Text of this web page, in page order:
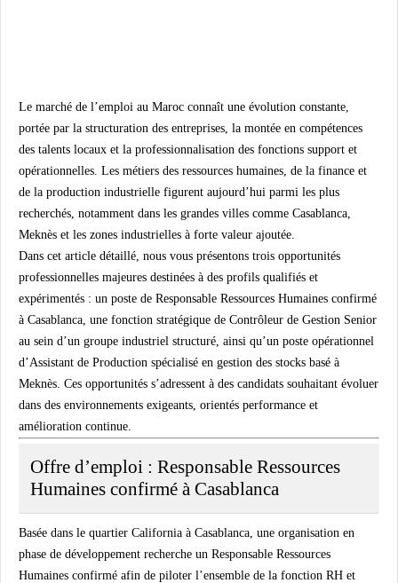
Le marché de l’emploi au Maroc connaît une évolution constante,
portée par la structuration des entreprises, la montée en compétences
des talents locaux et la professionnalisation des fonctions support et
opérationnelles. Les métiers des ressources humaines, de la finance et
de la production industrielle figurent aujourd’hui parmi les plus
recherchés, notamment dans les grandes villes comme Casablanca,
Meknès et les zones industrielles à forte valeur ajoutée.
Dans cet article détaillé, nous vous présentons trois opportunités
professionnelles majeures destinées à des profils qualifiés et
expérimentés : un poste de Responsable Ressources Humaines confirmé
à Casablanca, une fonction stratégique de Contrôleur de Gestion Senior
au sein d’un groupe industriel structuré, ainsi qu’un poste opérationnel
d’Assistant de Production spécialisé en gestion des stocks basé à
Meknès. Ces opportunités s’adressent à des candidats souhaitant évoluer
dans des environnements exigeants, orientés performance et
amélioration continue.
Offre d’emploi : Responsable Ressources
Humaines confirmé à Casablanca
Basée dans le quartier California à Casablanca, une organisation en
phase de développement recherche un Responsable Ressources
Humaines confirmé afin de piloter l’ensemble de la fonction RH et